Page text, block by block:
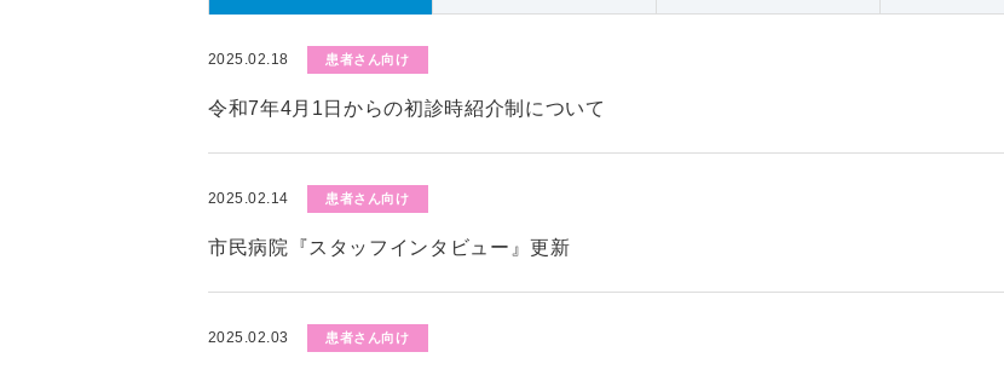
2025.02.18 患者さん向け
令和7年4月1日からの初診時紹介制について
2025.02.14 患者さん向け
市民病院『スタッフインタビュー』更新
2025.02.03 患者さん向け